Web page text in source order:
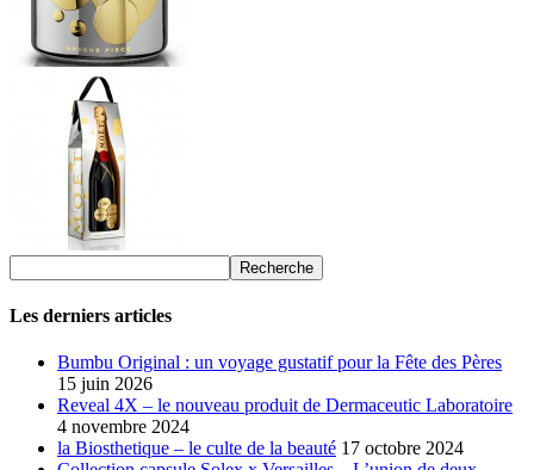
Les derniers articles
Bumbu Original : un voyage gustatif pour la Fête des Pères
15 juin 2026
Reveal 4X – le nouveau produit de Dermaceutic Laboratoire
4 novembre 2024
la Biosthetique – le culte de la beauté 17 octobre 2024